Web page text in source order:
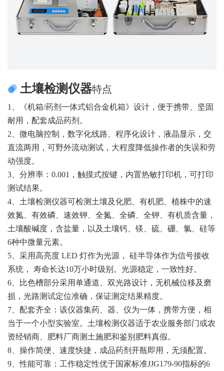
土壤检测仪器特点
1、《机箱/药剂一体式铝合金机箱》设计，便于携带、坚固
耐用，配套成品药剂。
2、微电脑控制，数字化线路、程序化设计，液晶显示，交
直流两用，可野外流动测试，大程度降低操作者的失误和劳
动强度。
3、分辨率：0.001，触摸式按键，内置热敏打印机，可打印
测试结果。
4、土壤检测仪器可检测土壤及化肥、有机肥、植株中的速
效氮、有效磷、速效钾、全氮、全磷、全钾、有机质含量，
土壤酸碱度，含盐量，以及土壤钙、镁、硫、硼、氯、硅等
6种中微量元素。
5、采用高亮度 LED 灯作为光源， 硅半导体作为信号接收
系统， 寿命长达10万小时级别。光源稳定，一致性好。
6、比色槽部分采用单通道、双光路设计，无机械位移及磨
损，光路测试定位准确，保证测定结果精度。
7、配套齐全：该仪器集药、器、仪为一体，携带方便，相
当于一个小型实验室。土壤检测仪器适于农业服务部门或农
资经销商、肥料厂商测土施肥和鉴别肥料真假。
8、操作简便、速度快捷，成品药剂开瓶即用，无须配置。
9、性能可靠：工作稳定性优于国家标准JJG179-90指标的6